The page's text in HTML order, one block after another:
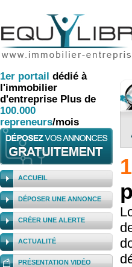
1er portail dédié à
l'immobilier
d'entreprise Plus de
100.000
repreneurs/mois
ACCUEIL
DÉPOSER UNE ANNONCE
CRÉER UNE ALERTE
ACTUALITÉ
PRÉSENTATION VIDÉO